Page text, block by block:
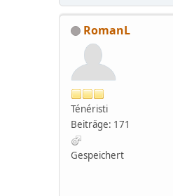
RomanL
Ténéristi
Beiträge: 171
Gespeichert